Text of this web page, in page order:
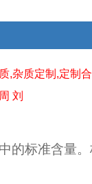
,杂质定制 ,定制
刘
的标准含量